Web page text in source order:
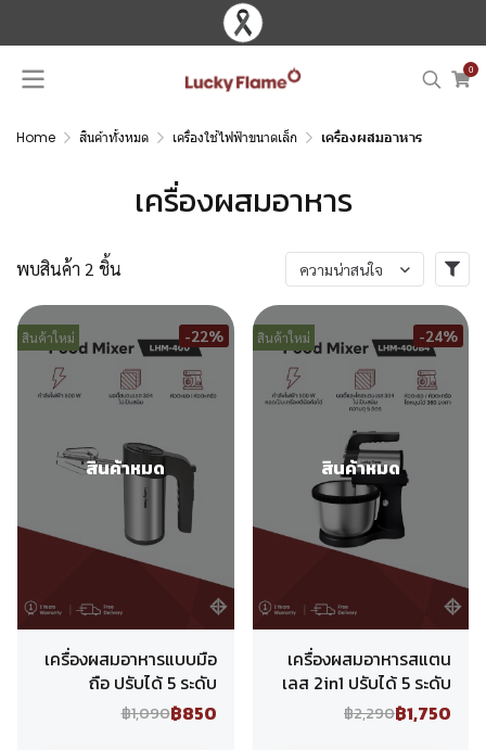
0
Home สินค้าทั้งหมด เครื่องใช้ไฟฟ้าขนาดเล็ก เครื่องผสมอาหาร
เครื่องผสมอาหาร
พบสินค้า 2 ชิ้น ความน่าสนใจ
สินค้าใหม่ -22%
สินค้าหมด
เครื่องผสมอาหารแบบมือ
ถือ ปรับได้ 5 ระดับ
฿1,090฿850
สินค้าใหม่ -24%
สินค้าหมด
เครื่องผสมอาหารสแตน
เลส 2in1 ปรับได้ 5 ระดับ
฿2,290฿1,750